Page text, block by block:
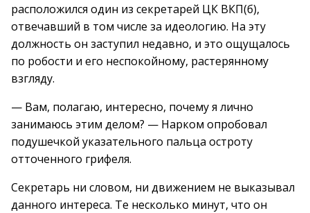
расположился один из секретарей ЦК ВКП(б),
отвечавший в том числе за идеологию. На эту
должность он заступил недавно, и это ощущалось
по робости и его неспокойному, растерянному
взгляду.
— Вам, полагаю, интересно, почему я лично
занимаюсь этим делом? — Нарком опробовал
подушечкой указательного пальца остроту
отточенного грифеля.
Секретарь ни словом, ни движением не выказывал
данного интереса. Те несколько минут, что он